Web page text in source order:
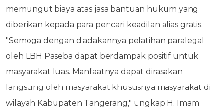
memungut biaya atas jasa bantuan hukum yang
diberikan kepada para pencari keadilan alias gratis.
"Semoga dengan diadakannya pelatihan paralegal
oleh LBH Paseba dapat berdampak positif untuk
masyarakat luas. Manfaatnya dapat dirasakan
langsung oleh masyarakat khususnya masyarakat di
wilayah Kabupaten Tangerang," ungkap H. Imam